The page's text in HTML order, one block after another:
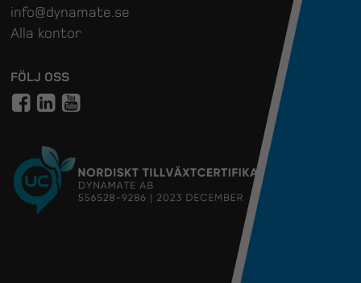
info@dynamate.se
Alla kontor
FÖLJ OSS